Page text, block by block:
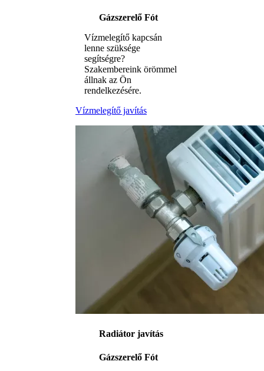
Gázszerelő Fót
Vízmelegítő kapcsán
lenne szüksége
segítségre?
Szakembereink örömmel
állnak az Ön
rendelkezésére.
Vízmelegítő javítás
Radiátor javítás
Gázszerelő Fót